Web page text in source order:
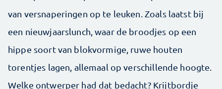
van versnaperingen op te leuken. Zoals laatst bij
een nieuwjaarslunch, waar de broodjes op een
hippe soort van blokvormige, ruwe houten
torentjes lagen, allemaal op verschillende hoogte.
Welke ontwerper had dat bedacht? Krijtbordje